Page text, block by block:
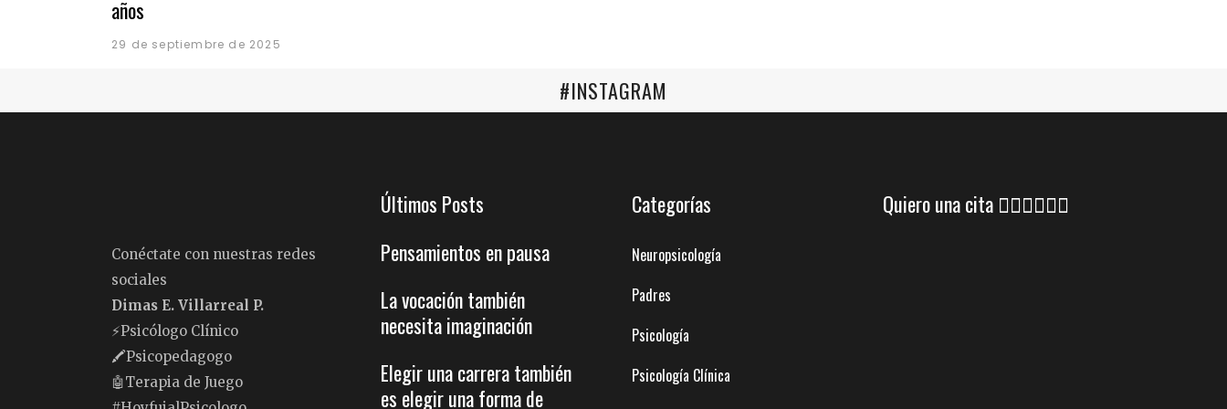
años
29 de septiembre de 2025
#INSTAGRAM
Conéctate con nuestras redes
sociales
Dimas E. Villarreal P.
⚡️Psicólogo Clínico
🖍Psicopedagogo
🤖Terapia de Juego
Últimos Posts
Pensamientos en pausa
La vocación también
necesita imaginación
Elegir una carrera también
es elegir una forma de
Categorías
Neuropsicología
Padres
Psicología
Psicología Clínica
Quiero una cita 👇🏼👇🏼👇🏼